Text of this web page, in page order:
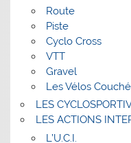
Route
Piste
Cyclo Cross
VTT
Gravel
Les Vélos
LES
LES ACTIONS
L’U.C.I.